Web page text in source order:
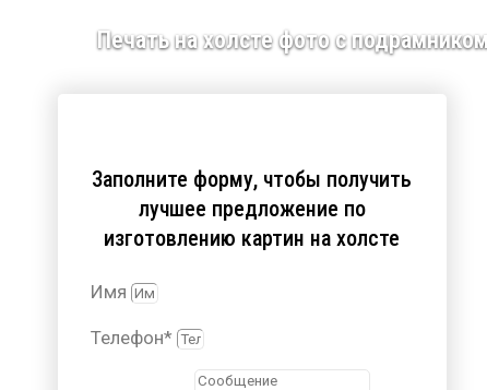
Печать на холсте фото с
Заполните форму, чтобы получить
лучшее предложение по
изготовлению картин на холсте
Имя
Телефон*